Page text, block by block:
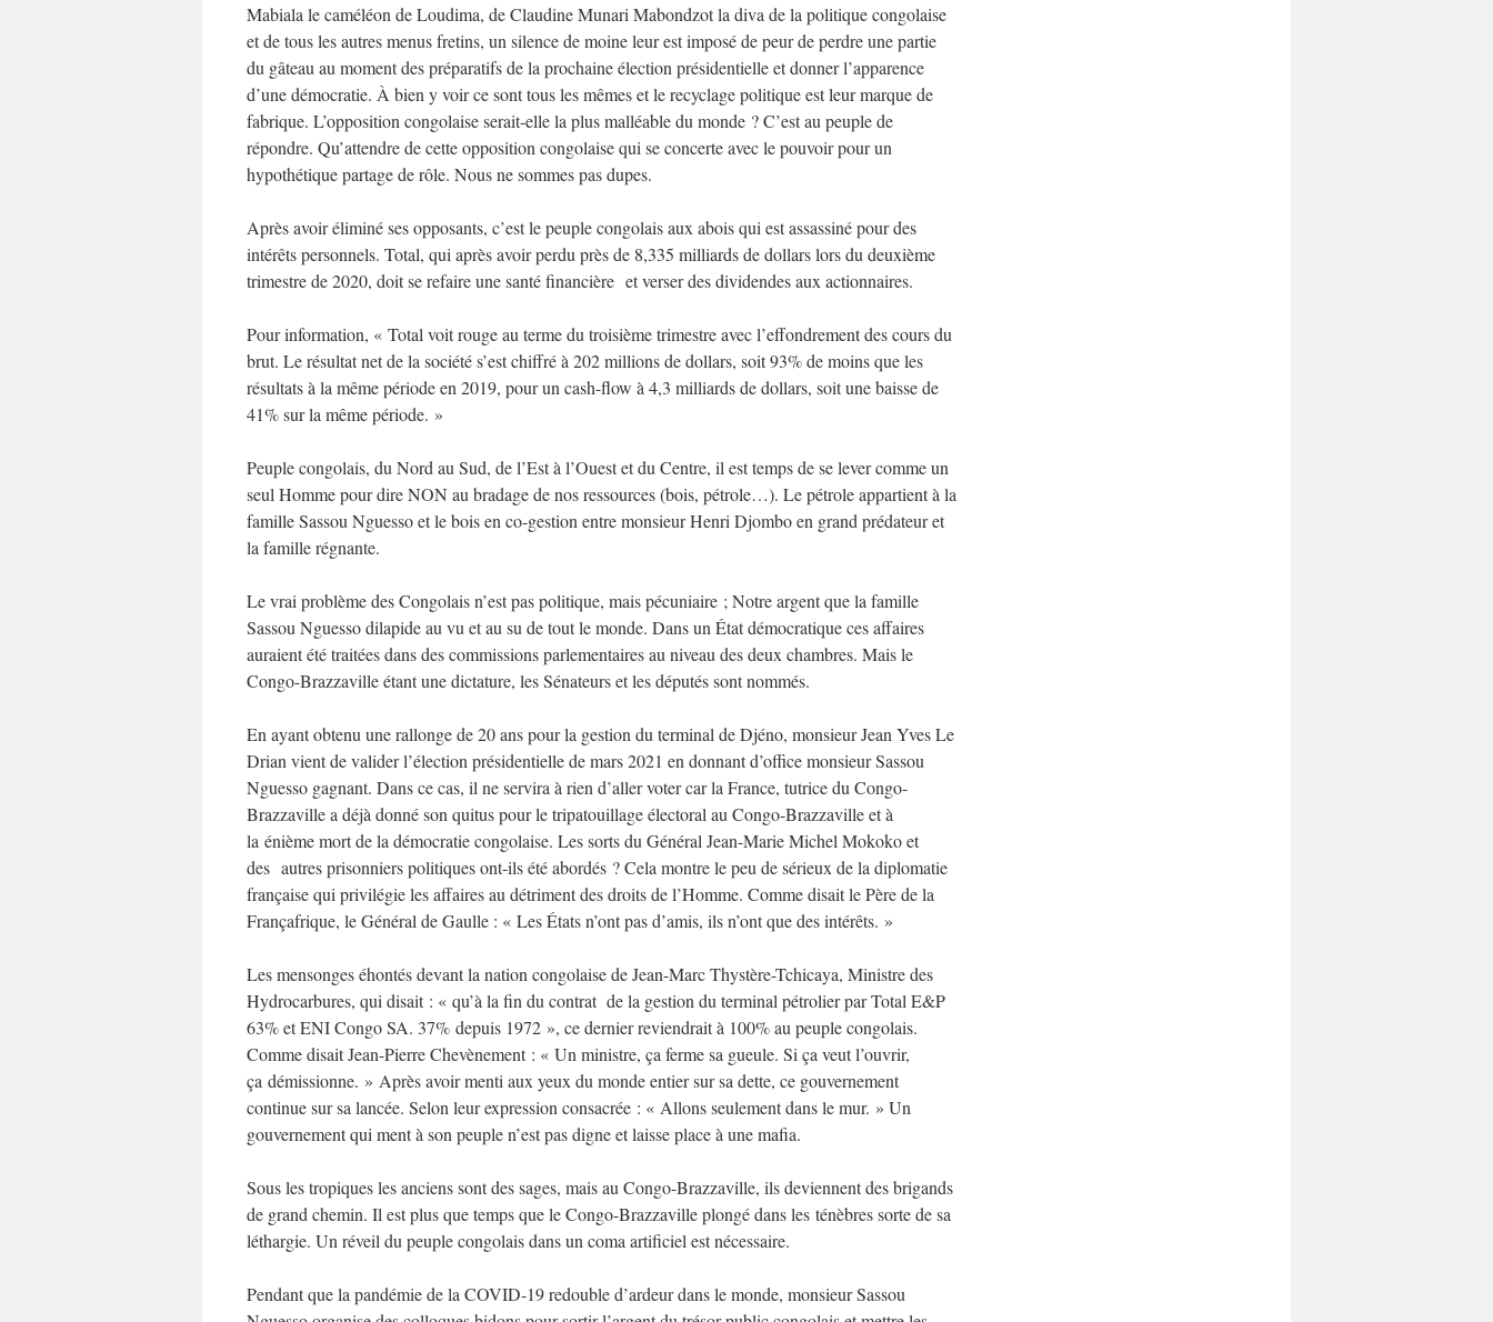
Mabiala le caméléon de Loudima, de Claudine Munari Mabondzot la diva de la politique congolaise
et de tous les autres menus fretins, un silence de moine leur est imposé de peur de perdre une partie
du gâteau au moment des préparatifs de la prochaine élection présidentielle et donner l’apparence
d’une démocratie. À bien y voir ce sont tous les mêmes et le recyclage politique est leur marque de
fabrique. L’opposition congolaise serait-elle la plus malléable du monde ? C’est au peuple de
répondre. Qu’attendre de cette opposition congolaise qui se concerte avec le pouvoir pour un
hypothétique partage de rôle. Nous ne sommes pas dupes.
Après avoir éliminé ses opposants, c’est le peuple congolais aux abois qui est assassiné pour des
intérêts personnels. Total, qui après avoir perdu près de 8,335 milliards de dollars lors du deuxième
trimestre de 2020, doit se refaire une santé financière et verser des dividendes aux actionnaires.
Pour information, « Total voit rouge au terme du troisième trimestre avec l’effondrement des cours du
brut. Le résultat net de la société s’est chiffré à 202 millions de dollars, soit 93% de moins que les
résultats à la même période en 2019, pour un cash-flow à 4,3 milliards de dollars, soit une baisse de
41% sur la même période. »
Peuple congolais, du Nord au Sud, de l’Est à l’Ouest et du Centre, il est temps de se lever comme un
seul Homme pour dire NON au bradage de nos ressources (bois, pétrole…). Le pétrole appartient à la
famille Sassou Nguesso et le bois en co-gestion entre monsieur Henri Djombo en grand prédateur et
la famille régnante.
Le vrai problème des Congolais n’est pas politique, mais pécuniaire ; Notre argent que la famille
Sassou Nguesso dilapide au vu et au su de tout le monde. Dans un État démocratique ces affaires
auraient été traitées dans des commissions parlementaires au niveau des deux chambres. Mais le
Congo-Brazzaville étant une dictature, les Sénateurs et les députés sont nommés.
En ayant obtenu une rallonge de 20 ans pour la gestion du terminal de Djéno, monsieur Jean Yves Le
Drian vient de valider l’élection présidentielle de mars 2021 en donnant d’office monsieur Sassou
Nguesso gagnant. Dans ce cas, il ne servira à rien d’aller voter car la France, tutrice du Congo-
Brazzaville a déjà donné son quitus pour le tripatouillage électoral au Congo-Brazzaville et à
la énième mort de la démocratie congolaise. Les sorts du Général Jean-Marie Michel Mokoko et
des autres prisonniers politiques ont-ils été abordés ? Cela montre le peu de sérieux de la diplomatie
française qui privilégie les affaires au détriment des droits de l’Homme. Comme disait le Père de la
Françafrique, le Général de Gaulle : « Les États n’ont pas d’amis, ils n’ont que des intérêts. »
Les mensonges éhontés devant la nation congolaise de Jean-Marc Thystère-Tchicaya, Ministre des
Hydrocarbures, qui disait : « qu’à la fin du contrat de la gestion du terminal pétrolier par Total E&P
63% et ENI Congo SA. 37% depuis 1972 », ce dernier reviendrait à 100% au peuple congolais.
Comme disait Jean-Pierre Chevènement : « Un ministre, ça ferme sa gueule. Si ça veut l’ouvrir,
ça démissionne. » Après avoir menti aux yeux du monde entier sur sa dette, ce gouvernement
continue sur sa lancée. Selon leur expression consacrée : « Allons seulement dans le mur. » Un
gouvernement qui ment à son peuple n’est pas digne et laisse place à une mafia.
Sous les tropiques les anciens sont des sages, mais au Congo-Brazzaville, ils deviennent des brigands
de grand chemin. Il est plus que temps que le Congo-Brazzaville plongé dans les ténèbres sorte de sa
léthargie. Un réveil du peuple congolais dans un coma artificiel est nécessaire.
Pendant que la pandémie de la COVID-19 redouble d’ardeur dans le monde, monsieur Sassou